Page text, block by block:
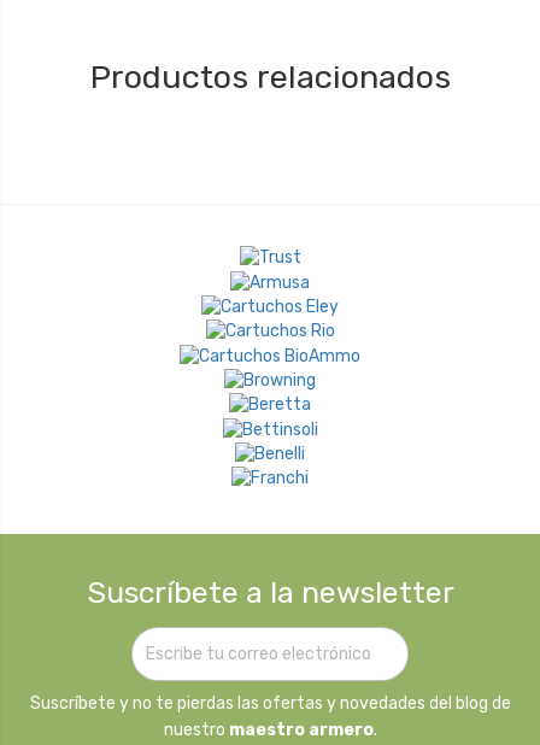
Productos relacionados
Suscríbete a la newsletter
Suscríbete y no te pierdas las ofertas y novedades del blog de
nuestro maestro armero.